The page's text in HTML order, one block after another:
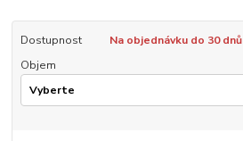
Dostupnost
Na objednávku do 30 dnů
Objem